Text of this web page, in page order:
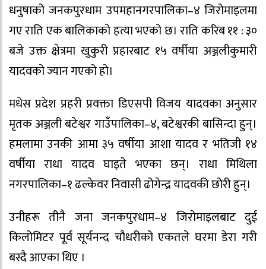
धनुषाको जनकपुरधाम उपमहानगरपालिका–४ जिरोमाइलमा
गए राति एक बालिकाको हत्या भएको छ। राति करिब ११ : ३०
बजे उक्त क्षेत्रमा खुकुरी प्रहारबाट १५ वर्षीया अञ्जलीकुमारी
यादवको ज्यान गएको हो।
मधेस प्रदेश प्रहरी प्रवक्ता डिएसपी विजय यादवका अनुसार
मृतक अञ्जली बटेश्वर गाउँपालिका–४, बटेश्वरकी बासिन्दा हुन्।
हमलामा उनकी आमा ३५ वर्षीया आशा यादव र भतिजी १४
वर्षीया राधा यादव घाइते भएका छन्। राधा मिथिला
नगरपालिका–१ ढल्केवर निवासी ढोगेन्द्र यादवकी छोरी हुन्।
उनीहरू तीनै जना जनकपुरधाम–४ जिरोमाइलबाट दुई
किलोमिटर पूर्व सूर्यनन्द चौधरीको एकतले घरमा डेरा गरी
बस्दै आएका थिए ।